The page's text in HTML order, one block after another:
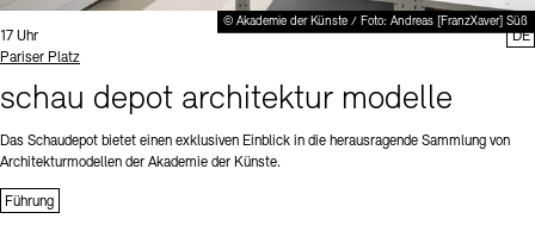
© Akademie der Künste / Foto: Andreas [FranzXaver] Süß
Uhrzeit:
17 Uhr
Standort
Pariser Platz
schau depot architektur modelle
Das Schaudepot bietet einen exklusiven Einblick in die herausragende Sammlung von
Architekturmodellen der Akademie der Künste.
Führung
DE